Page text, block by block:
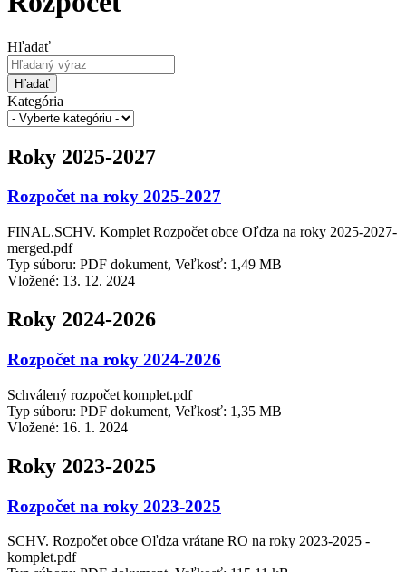
Hľadať
Hľadať
Kategória
Roky 2025-2027
Rozpočet na roky 2025-2027
FINAL.SCHV. Komplet Rozpočet obce Oľdza na roky 2025-2027-
merged.pdf
Typ súboru: PDF dokument, Veľkosť: 1,49 MB
Vložené: 13. 12. 2024
Roky 2024-2026
Rozpočet na roky 2024-2026
Schválený rozpočet komplet.pdf
Typ súboru: PDF dokument, Veľkosť: 1,35 MB
Vložené: 16. 1. 2024
Roky 2023-2025
Rozpočet na roky 2023-2025
SCHV. Rozpočet obce Oľdza vrátane RO na roky 2023-2025 -
komplet.pdf